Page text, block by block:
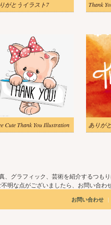
がとうイラスト7 Thank
Cute Thank You Illustration ありが
グラフィック、芸術を紹介するつも
な点がございましたら、お問い合わせ
お問い合わせ |